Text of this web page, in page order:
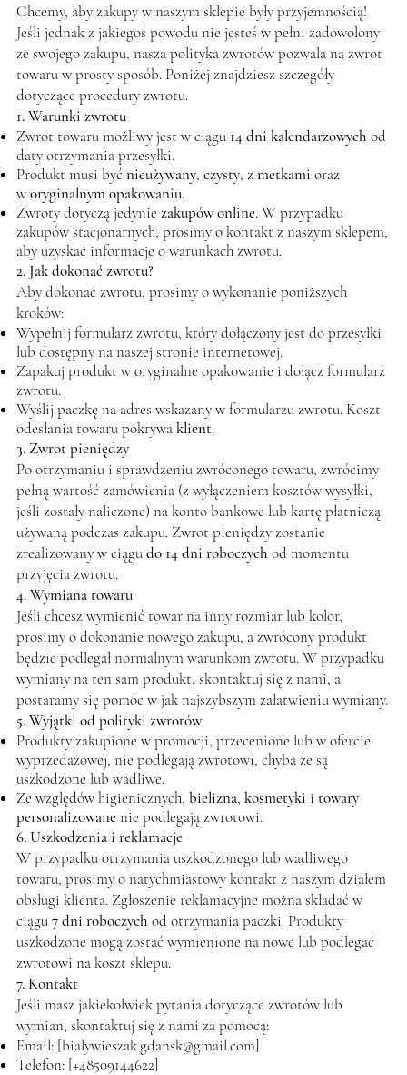
Chcemy, aby zakupy w naszym sklepie były przyjemnością!
Jeśli jednak z jakiegoś powodu nie jesteś w pełni zadowolony
ze swojego zakupu, nasza polityka zwrotów pozwala na zwrot
towaru w prosty sposób. Poniżej znajdziesz szczegóły
dotyczące procedury zwrotu.
1. Warunki zwrotu
Zwrot towaru możliwy jest w ciągu 14 dni kalendarzowych od
daty otrzymania przesyłki.
Produkt musi być nieużywany, czysty, zmetkami oraz
woryginalnym opakowaniu.
Zwroty dotyczą jedynie zakupów online. W przypadku
zakupów stacjonarnych, prosimy o kontakt z naszym sklepem,
aby uzyskać informacje o warunkach zwrotu.
2. Jak dokonać zwrotu?
Aby dokonać zwrotu, prosimy o wykonanie poniższych
kroków:
Wypełnij formularz zwrotu, który dołączony jest do przesyłki
lub dostępny na naszej stronie internetowej.
Zapakuj produkt w oryginalne opakowanie i dołącz formularz
zwrotu.
Wyślij paczkę na adres wskazany w formularzu zwrotu. Koszt
odesłania towaru pokrywaklient.
3. Zwrot pieniędzy
Po otrzymaniu i sprawdzeniu zwróconego towaru, zwrócimy
pełną wartość zamówienia (z wyłączeniem kosztów wysyłki,
jeśli zostały naliczone) na konto bankowe lub kartę płatniczą
używaną podczas zakupu. Zwrot pieniędzy zostanie
zrealizowany w ciągudo 14 dni roboczych od momentu
przyjęcia zwrotu.
4. Wymiana towaru
Jeśli chcesz wymienić towar na inny rozmiar lub kolor,
prosimy o dokonanie nowego zakupu, a zwrócony produkt
będzie podlegał normalnym warunkom zwrotu. W przypadku
wymiany na ten sam produkt, skontaktuj się z nami, a
postaramy się pomóc w jak najszybszym załatwieniu wymiany.
5. Wyjątki od polityki zwrotów
Produkty zakupione w promocji, przecenione lub w ofercie
wyprzedażowej, nie podlegają zwrotowi, chyba że są
uszkodzone lub wadliwe.
Ze względów higienicznych, bielizna, kosmetyki i towary
personalizowanenie podlegają zwrotowi.
6. Uszkodzenia i reklamacje
W przypadku otrzymania uszkodzonego lub wadliwego
towaru, prosimy o natychmiastowy kontakt z naszym działem
obsługi klienta. Zgłoszenie reklamacyjne można składać w
ciągu7 dni roboczych od otrzymania paczki. Produkty
uszkodzone mogą zostać wymienione na nowe lub podlegać
zwrotowi na koszt sklepu.
7. Kontakt
Jeśli masz jakiekolwiek pytania dotyczące zwrotów lub
wymian, skontaktuj się z nami za pomocą:
Email: [bialywieszak.gdansk@gmail.com]
Telefon: [+48509144622]